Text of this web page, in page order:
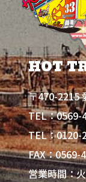
HOT
〒470-2215
TEL：0569-
TEL：0120-
FAX：0569-
営業時間：